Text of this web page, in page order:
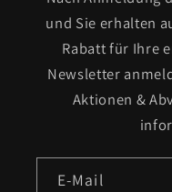
und Sie erhalten
Rabatt für Ihre
Newsletter
Aktionen &
E-Mail